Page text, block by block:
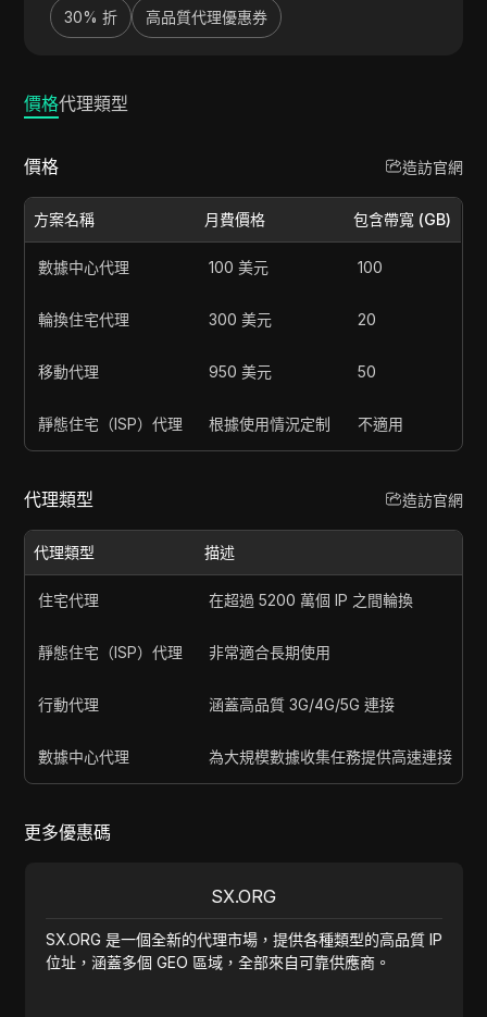
30% 折 高品質代理優惠券
價格代理類型
價格 造訪官網
方案名稱 月費價格 包含帶寬 (GB)
數據中心代理 100 美元 100
輪換住宅代理 300 美元 20
移動代理 950 美元 50
靜態住宅（ISP）代理 根據使用情況定制 不適用
代理類型 造訪官網
代理類型 描述
住宅代理 在超過 5200 萬個 IP 之間輪換
靜態住宅（ISP）代理 非常適合長期使用
行動代理 涵蓋高品質 3G/4G/5G 連接
數據中心代理 為大規模數據收集任務提供高速連接
更多優惠碼
SX.ORG
SX.ORG 是一個全新的代理市場，提供各種類型的高品質 IP
位址，涵蓋多個 GEO 區域，全部來自可靠供應商。